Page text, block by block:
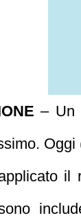
– Un
il